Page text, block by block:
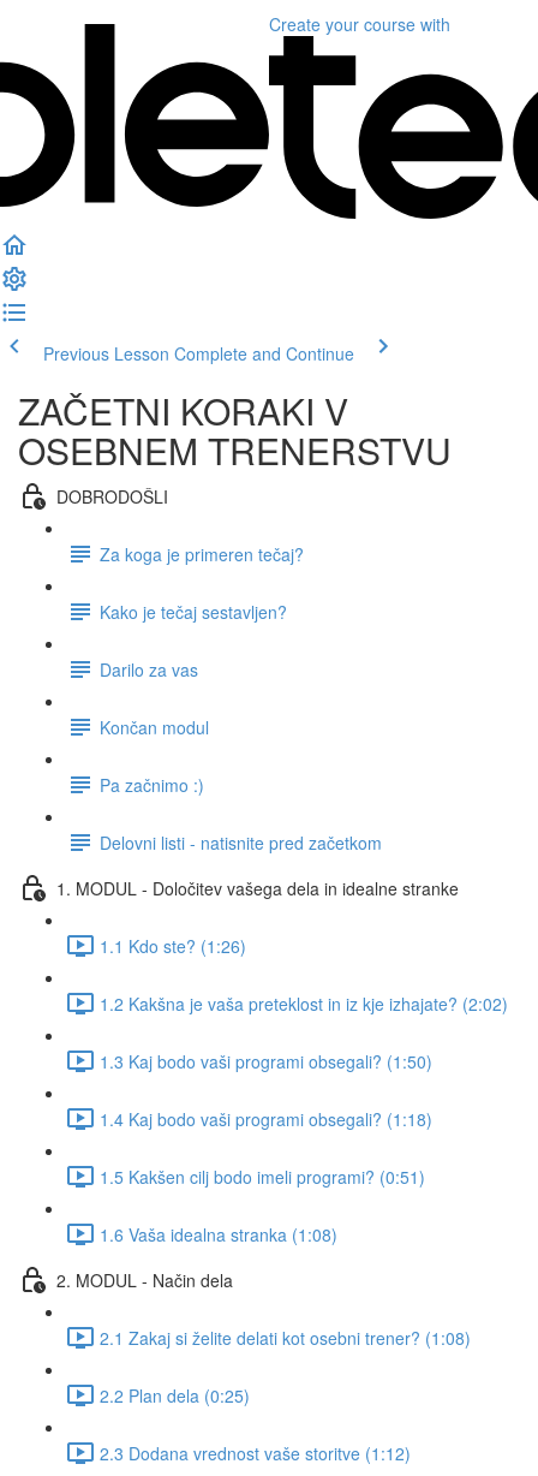
Create your course with
Previous Lesson Complete and Continue
ZAČETNI KORAKI V
OSEBNEM TRENERSTVU
DOBRODOŠLI
Za koga je primeren tečaj?
Kako je tečaj sestavljen?
Darilo za vas
Končan modul
Pa začnimo :)
Delovni listi - natisnite pred začetkom
1. MODUL - Določitev vašega dela in idealne stranke
1.1 Kdo ste? (1:26)
1.2 Kakšna je vaša preteklost in iz kje izhajate? (2:02)
1.3 Kaj bodo vaši programi obsegali? (1:50)
1.4 Kaj bodo vaši programi obsegali? (1:18)
1.5 Kakšen cilj bodo imeli programi? (0:51)
1.6 Vaša idealna stranka (1:08)
2. MODUL - Način dela
2.1 Zakaj si želite delati kot osebni trener? (1:08)
2.2 Plan dela (0:25)
2.3 Dodana vrednost vaše storitve (1:12)